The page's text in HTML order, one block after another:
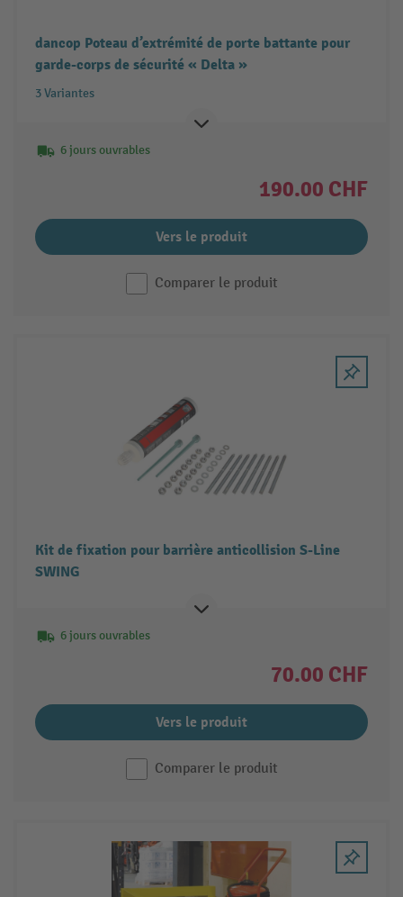
dancop Poteau d’extrémité de porte battante pour
garde-corps de sécurité « Delta »
3 Variantes
6 jours ouvrables
190.00 CHF
Vers le produit
Comparer le produit
Kit de fixation pour barrière anticollision S-Line
SWING
6 jours ouvrables
70.00 CHF
Vers le produit
Comparer le produit